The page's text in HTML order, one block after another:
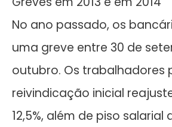
No ano passado, os
uma greve entre 30 de
outubro. Os trabalhadores
reivindicação inicial
12,5%, além de piso salarial